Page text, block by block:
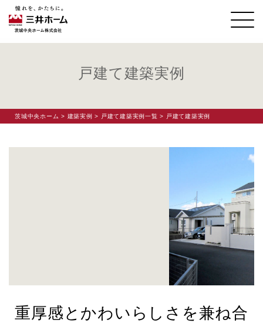
戸建て建築実例
茨城中央ホーム > 建築実例 > 戸建て建築実例一覧 > 戸建て建築実例
重厚感とかわいらしさを兼ね合